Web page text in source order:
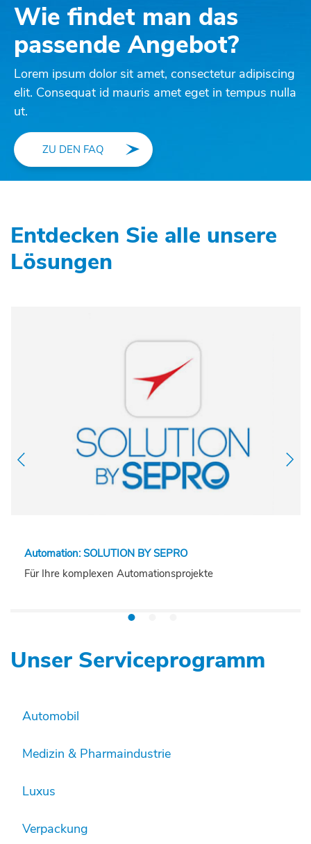
Wie findet man das
passende Angebot?
Lorem ipsum dolor sit amet, consectetur adipiscing
elit. Consequat id mauris amet eget in tempus nulla
ut.
ZU DEN FAQ
Entdecken Sie alle unsere
Lösungen
Automation: SOLUTION BY SEPRO
Für Ihre komplexen Automationsprojekte
Unser Serviceprogramm
Automobil
Medizin & Pharmaindustrie
Luxus
Verpackung